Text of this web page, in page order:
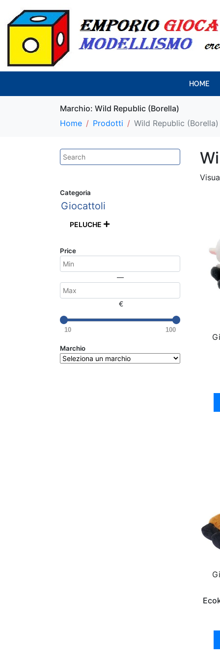
HOME
Marchio: Wild Republic (Borella)
Home
Prodotti Wild Republic (Borella)
Categoria
Giocattoli
PELUCHE 
Price
—
€
10 100
Marchio